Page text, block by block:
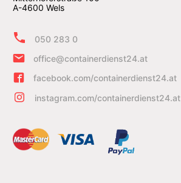
A-4600 Wels
050 283 0
office@containerdienst24.at
facebook.com/containerdienst24.at
instagram.com/containerdienst24.at